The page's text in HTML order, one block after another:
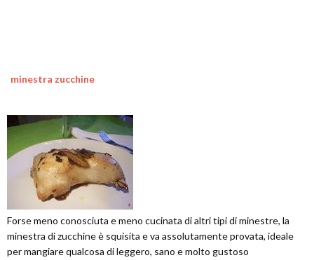
minestra zucchine
Forse meno conosciuta e meno cucinata di altri tipi di minestre, la
minestra di zucchine è squisita e va assolutamente provata, ideale
per mangiare qualcosa di leggero, sano e molto gustoso